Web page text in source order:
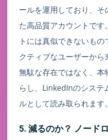
ールを運用しており、そ
た高品質アカウントで
トには真似できないも
クティブなユーザーか
無駄な存在ではなく、本
らし、LinkedInのシステ
ルとして読み取られます。
5. 減るのか？ ノード